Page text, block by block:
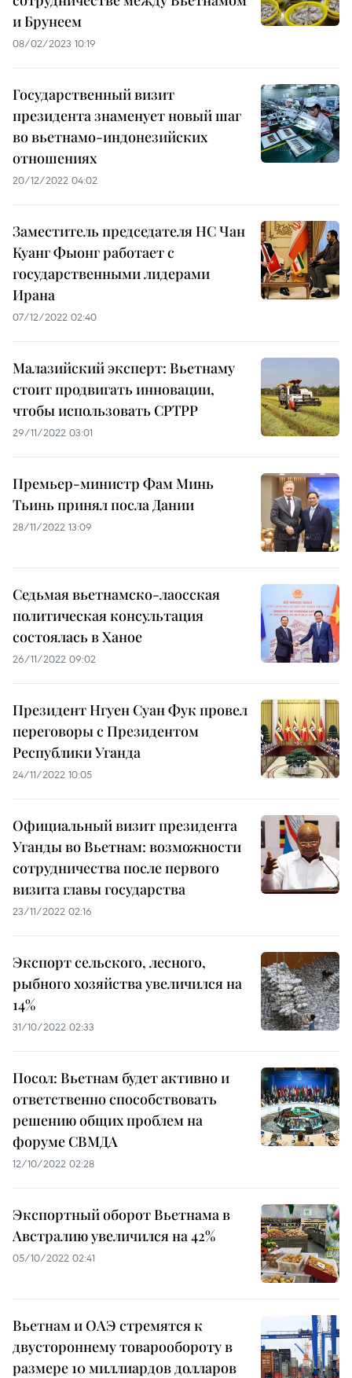
и Брунеем
08/02/2023 10:19
Государственный визит
президента знаменует новый шаг
во вьетнамо-индонезийских
отношениях
20/12/2022 04:02
Заместитель председателя НС Чан
Куанг Фыонг работает с
государственными лидерами
Ирана
07/12/2022 02:40
Малазийский эксперт: Вьетнаму
стоит продвигать инновации,
чтобы использовать CPTPP
29/11/2022 03:01
Премьер-министр Фам Минь
Тьинь принял посла Дании
28/11/2022 13:09
Седьмая вьетнамско-лаосская
политическая консультация
состоялась в Ханое
26/11/2022 09:02
Президент Нгуен Суан Фук провел
переговоры с Президентом
Республики Уганда
24/11/2022 10:05
Официальный визит президента
Уганды во Вьетнам: возможности
сотрудничества после первого
визита главы государства
23/11/2022 02:16
Экспорт сельского, лесного,
рыбного хозяйства увеличился на
14%
31/10/2022 02:33
Посол: Вьетнам будет активно и
ответственно способствовать
решению общих проблем на
форуме СВМДА
12/10/2022 02:28
Экспортный оборот Вьетнама в
Австралию увеличился на 42%
05/10/2022 02:41
Вьетнам и ОАЭ стремятся к
двустороннему товарообороту в
размере 10 миллиардов долларов